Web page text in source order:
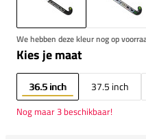
We hebben deze kleur nog op
Kies je maat
36.5 inch 37.5 inch
Nog maar 3 beschikbaar!